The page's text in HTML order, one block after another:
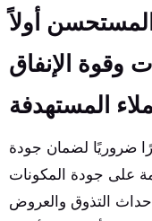
أولاً
وقوة الإنفاق
ضروريًا لضمان جودة
على جودة المكونات
أحداث التذوق والعروض